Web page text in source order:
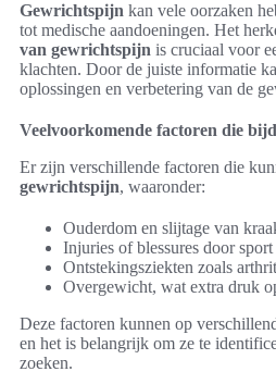
Gewrichtspijn kan vele oorzaken
tot medische aandoeningen. Het
van gewrichtspijn is cruciaal voor
klachten. Door de juiste informatie
oplossingen en verbetering van de
Veelvoorkomende factoren die
Er zijn verschillende factoren die
gewrichtspijn, waaronder:
Ouderdom en slijtage van
Injuries of blessures door
Ontstekingsziekten zoals
Overgewicht, wat extra druk
Deze factoren kunnen op
en het is belangrijk om ze te
zoeken.